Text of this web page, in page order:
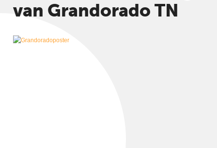
van Grandorado TN